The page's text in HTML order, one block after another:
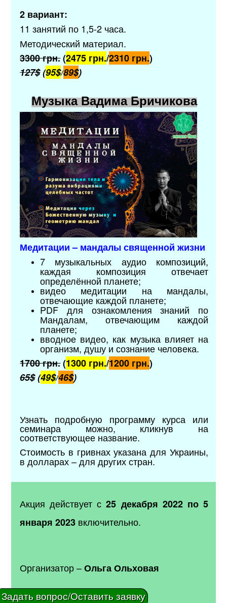
2 вариант:
11 занятий по 1,5-2 часа.
Методический материал.
3300 грн.(2475 грн./2310 грн.)
127$(95$/89$)
Музыка Вадима Бричикова
Медитации – мандалы священной жизни
7 музыкальных аудио композиций,
каждая композиция отвечает
определённой планете;
видео медитации на мандалы,
отвечающие каждой планете;
PDF для ознакомления знаний по
Мандалам, отвечающим каждой
планете;
вводное видео, как музыка влияет на
организм, душу и сознание человека.
1700 грн.(1300 грн./1200 грн.)
65$(49$/46$)
Узнать подробную программу курса или
семинара можно, кликнув на
соответствующее название.
Стоимость в гривнах указана для Украины,
в долларах–для других стран.
Акция действует с 25 декабря 2022 по 5
января 2023 включительно.
Организатор –Ольга Ольховая
☎+38 093 403 68 56
Задать вопрос/Оставить заявку